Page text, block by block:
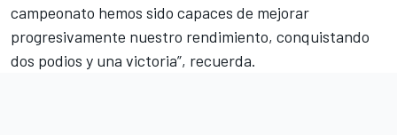
campeonato hemos sido capaces de mejorar
progresivamente nuestro rendimiento, conquistando
dos podios y una victoria”, recuerda.